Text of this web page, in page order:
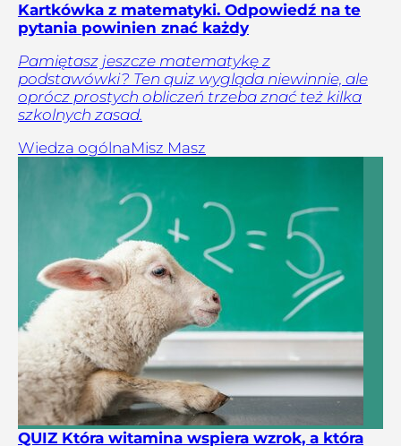
Kartkówka z matematyki. Odpowiedź na te
pytania powinien znać każdy
Pamiętasz jeszcze matematykę z
podstawówki? Ten quiz wygląda niewinnie, ale
oprócz prostych obliczeń trzeba znać też kilka
szkolnych zasad.
Wiedza ogólnaMisz Masz
QUIZ Która witamina wspiera wzrok, a która